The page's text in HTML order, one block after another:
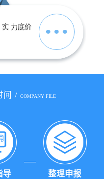
实 力底价
/ COMPANY FILE
导 整理申报